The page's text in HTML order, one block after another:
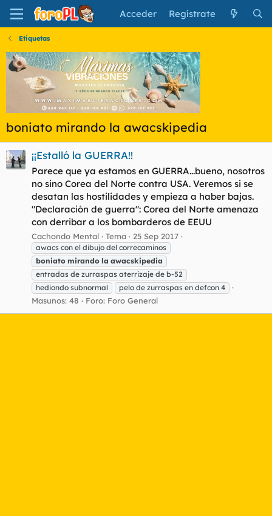
Acceder Regístrate
Etiquetas
boniato mirando la awacskipedia
¡¡Estalló la GUERRA!!
Parece que ya estamos en GUERRA...bueno, nosotros
no sino Corea del Norte contra USA. Veremos si se
desatan las hostilidades y empieza a haber bajas.
"Declaración de guerra": Corea del Norte amenaza
con derribar a los bombarderos de EEUU
Cachondo Mental Tema 25 Sep 2017
awacs con el dibujo del correcaminos
boniato mirando la awacskipedia
entradas de zurraspas aterrizaje de b-52
hediondo subnormal
pelo de zurraspas en defcon 4
Masunos: 48 Foro: Foro General